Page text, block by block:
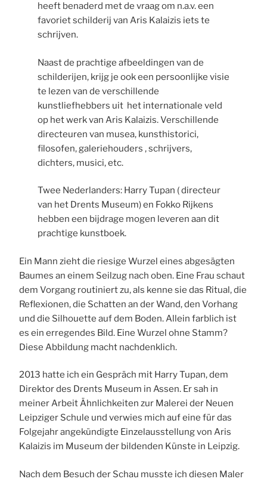
heeft benaderd met de vraag om n.a.v. een
favoriet schilderij van Aris Kalaizis iets te
schrijven.
Naast de prachtige afbeeldingen van de
schilderijen, krijg je ook een persoonlijke visie
te lezen van de verschillende
kunstliefhebbers uit het internationale veld
op het werk van Aris Kalaizis. Verschillende
directeuren van musea, kunsthistorici,
filosofen, galeriehouders , schrijvers,
dichters, musici, etc.
Twee Nederlanders: Harry Tupan ( directeur
van het Drents Museum) en Fokko Rijkens
hebben een bijdrage mogen leveren aan dit
prachtige kunstboek.
Ein Mann zieht die riesige Wurzel eines abgesägten
Baumes an einem Seilzug nach oben. Eine Frau schaut
dem Vorgang routiniert zu, als kenne sie das Ritual, die
Reflexionen, die Schatten an der Wand, den Vorhang
und die Silhouette auf dem Boden. Allein farblich ist
es ein erregendes Bild. Eine Wurzel ohne Stamm?
Diese Abbildung macht nachdenklich.
2013 hatte ich ein Gespräch mit Harry Tupan, dem
Direktor des Drents Museum in Assen. Er sah in
meiner Arbeit Ähnlichkeiten zur Malerei der Neuen
Leipziger Schule und verwies mich auf eine für das
Folgejahr angekündigte Einzelausstellung von Aris
Kalaizis im Museum der bildenden Künste in Leipzig.
Nach dem Besuch der Schau musste ich diesen Maler